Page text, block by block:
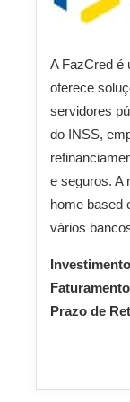
A FazCred é
oferece
servidores
do INSS,
e seguros. A
home based
vários
Prazo de